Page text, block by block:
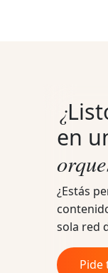
¿
en
¿Estás
sola red
Pide